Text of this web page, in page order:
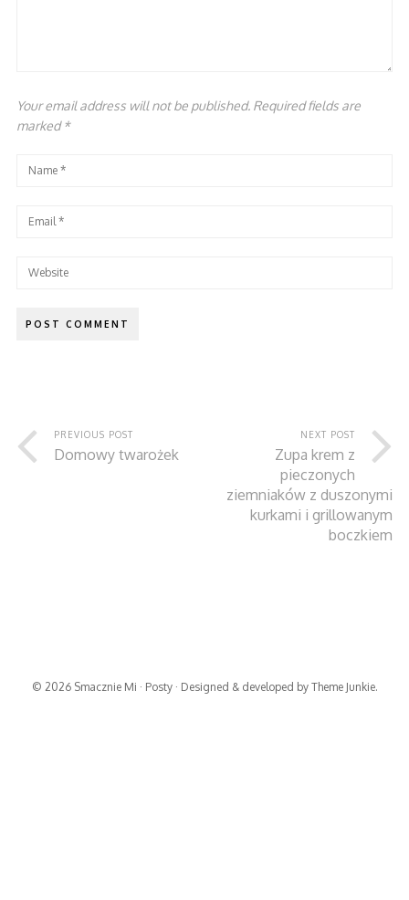
Your email address will not be published. Required fields are
marked*
PREVIOUS POST
Domowy twarożek
NEXT POST
Zupa krem z
pieczonych
ziemniaków z duszonymi
kurkami i grillowanym
boczkiem
© 2026 Smacznie Mi · Posty· Designed & developed by Theme Junkie.